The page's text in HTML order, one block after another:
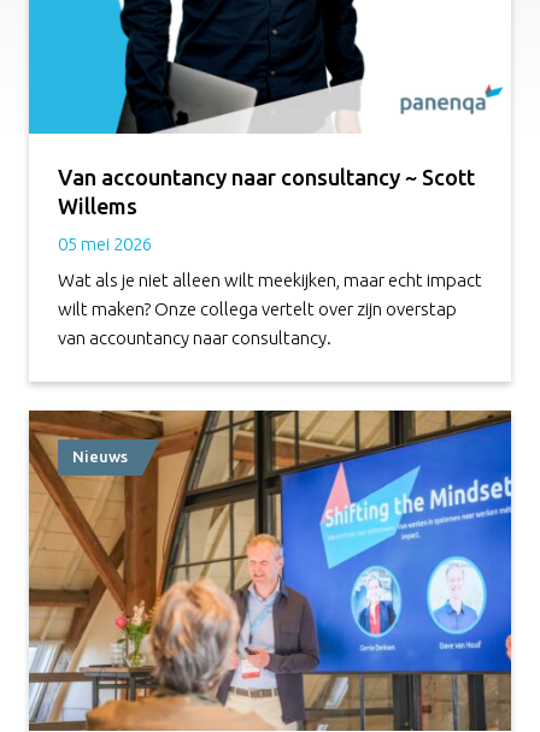
Van accountancy naar consultancy ~ Scott
Willems
05 mei 2026
Wat als je niet alleen wilt meekijken, maar echt impact
wilt maken? Onze collega vertelt over zijn overstap
van accountancy naar consultancy.
Nieuws